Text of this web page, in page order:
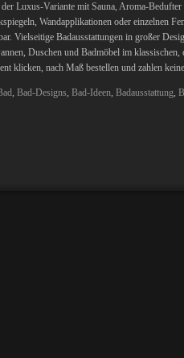
Luxus-Variante mit Sauna, Aroma-
Wandapplikationen oder einzelnen
Vielseitige Badausstattungen in großer
Duschen und Badmöbel im
klicken, nach Maß bestellen und zahlen
, Bad-Designs, Bad-Ideen, Badausstattung,